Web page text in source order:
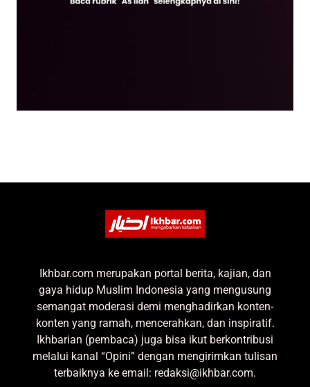
Ikhbar.com merupakan portal berita, kajian, dan
gaya hidup Muslim Indonesia yang mengusung
semangat moderasi demi menghadirkan konten-
konten yang ramah, mencerahkan, dan inspiratif.
Ikhbarian (pembaca) juga bisa ikut berkontribusi
melalui kanal “Opini” dengan mengirimkan tulisan
terbaiknya ke email: redaksi@ikhbar.com.